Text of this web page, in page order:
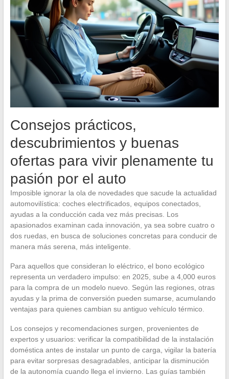
Consejos prácticos,
descubrimientos y buenas
ofertas para vivir plenamente tu
pasión por el auto
Imposible ignorar la ola de novedades que sacude la actualidad
automovilística: coches electrificados, equipos conectados,
ayudas a la conducción cada vez más precisas. Los
apasionados examinan cada innovación, ya sea sobre cuatro o
dos ruedas, en busca de soluciones concretas para conducir de
manera más serena, más inteligente.
Para aquellos que consideran lo eléctrico, el bono ecológico
representa un verdadero impulso: en 2025, sube a 4,000 euros
para la compra de un modelo nuevo. Según las regiones, otras
ayudas y la prima de conversión pueden sumarse, acumulando
ventajas para quienes cambian su antiguo vehículo térmico.
Los consejos y recomendaciones surgen, provenientes de
expertos y usuarios: verificar la compatibilidad de la instalación
doméstica antes de instalar un punto de carga, vigilar la batería
para evitar sorpresas desagradables, anticipar la disminución
de la autonomía cuando llega el invierno. Las guías también